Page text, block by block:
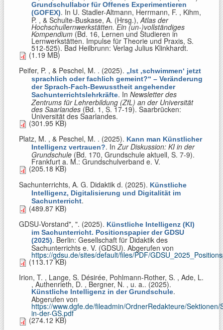
Grundschullabor für Offenes Experimentieren
(GOFEX). In U. Stadler-Altmann, Herrmann, F. , Kihm,
P. , & Schulte-Buskase, A. (Hrsg.), Atlas der
Hochschullernwerkstätten. Ein (un-)vollständiges
Kompendium (Bd. 16, Lernen und Studieren in
Lernwerkstätten. Impulse für Theorie und Praxis, S.
512-525). Bad Heilbrunn: Verlag Julius Klinkhardt.
(1.19 MB)
Peifer, P. , & Peschel, M. . (2025). „Ist ‚schwimmen‘ jetzt
sprachlich oder fachlich gemeint?“ – Veränderung
der Sprach-Fach-Bewusstheit angehender
Sachunterrichtslehrkräfte. In Newsletter des
Zentrums für Lehrerbildung (ZfL) an der Universität
des Saarlandes (Bd. 1, S. 17-19). Saarbrücken:
Universität des Saarlandes.
(301.95 KB)
Platz, M. , & Peschel, M. . (2025). Kann man Künstlicher
Intelligenz vertrauen?. InZur Diskussion: KI in der
Grundschule (Bd. 170, Grundschule aktuell, S. 7-9).
Frankfurt a. M.: Grundschulverband e. V.
(205.18 KB)
Sachunterrichts, A. G. Didaktik d. (2025). Künstliche
Intelligenz, Digitalisierung und Digitalität im
Sachunterricht.
(489.87 KB)
GDSU-Vorstand", ". (2025). Künstliche Intelligenz (KI)
im Sachunterricht. Positionspapier der GDSU
(2025). Berlin: Gesellschaft für Didaktik des
Sachunterrichts e. V. (GDSU). Abgerufen von
https://gdsu.de/sites/default/files/PDF/
(113.17 KB)
Irion, T. , Lange, S. Désirée, Pohlmann-Rother, S. , Ade, L.
, Authenrieth, D. , Bergner, N. , u. a.. (2025).
Künstliche Intelligenz in der Grundschule.
Abgerufen von
https://www.dgfe.de/fileadmin/OrdnerRedakteure/
in-der-GS.pdf
(274.12 KB)